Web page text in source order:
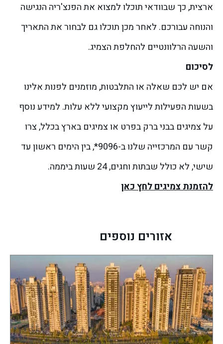
ארצית, כך שבוודאי תוכלו למצוא את הפנצ'ריה הנגישה
והנוחה עבורכם. לאחר מכן תוכלו גם לבחור את התאריך
והשעה הרלוונטיים להחלפת הצמיג.
לסיכום
אם יש לכם שאלה או התלבטות, מוזמנים לפנות אלינו
בשעות הפעילות לייעוץ מקצועי ללא עלות. למידע נוסף
על צמיגים בבני ברק בפרט או צמיגים בארץ בכלל, צרו
קשר עם המרכזייה שלנו ב-9096*, בין הימים ראשון עד
שישי, לא כולל שבתות וחגים, 24 שעות ביממה.
להזמנת צמיגים לחץ כאן
אזורים נוספים